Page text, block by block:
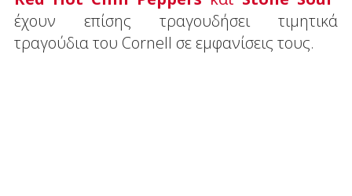
έχουν επίσης τραγουδήσει τιμητικά
τραγούδια του Cornell σε εμφανίσεις τους.